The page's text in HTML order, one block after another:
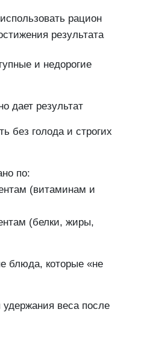
рацион
результата
и недорогие
дает результат
без голода и строгих
по:
(витаминам и
(белки, жиры,
блюда, которые «не
веса после